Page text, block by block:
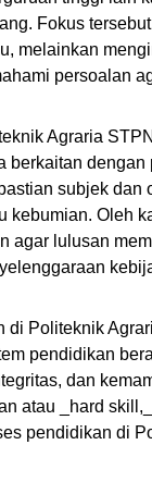
Fokus
melainkan
persoalan
Agraria
berkaitan
subjek dan
kebumian. Oleh
agar lulusan
di Politeknik
pendidikan
dan
atau _hard
pendidikan di